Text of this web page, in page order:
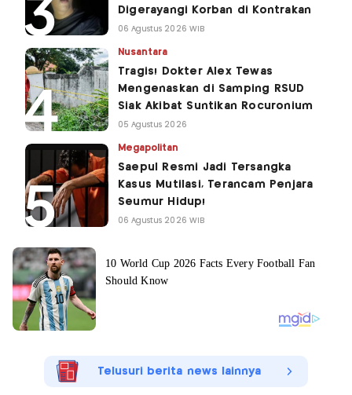
Digerayangi Korban di Kontrakan
06 Agustus 2026 WIB
Nusantara
Tragis! Dokter Alex Tewas
Mengenaskan di Samping RSUD
Siak Akibat Suntikan Rocuronium
05 Agustus 2026
Megapolitan
Saepul Resmi Jadi Tersangka
Kasus Mutilasi, Terancam Penjara
Seumur Hidup!
06 Agustus 2026 WIB
Telusuri berita news lainnya